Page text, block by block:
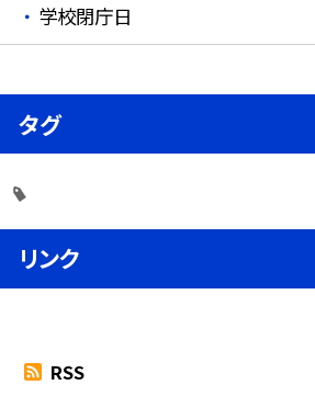
学校閉庁日
タグ
リンク
RSS